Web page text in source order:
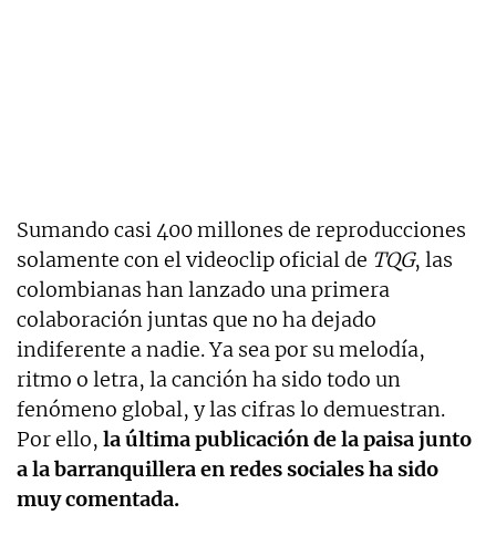
Sumando casi 400 millones de reproducciones
solamente con el videoclip oficial de TQG, las
colombianas han lanzado una primera
colaboración juntas que no ha dejado
indiferente a nadie. Ya sea por su melodía,
ritmo o letra, la canción ha sido todo un
fenómeno global, y las cifras lo demuestran.
Por ello, la última publicación de la paisa junto
a la barranquillera en redes sociales ha sido
muy comentada.